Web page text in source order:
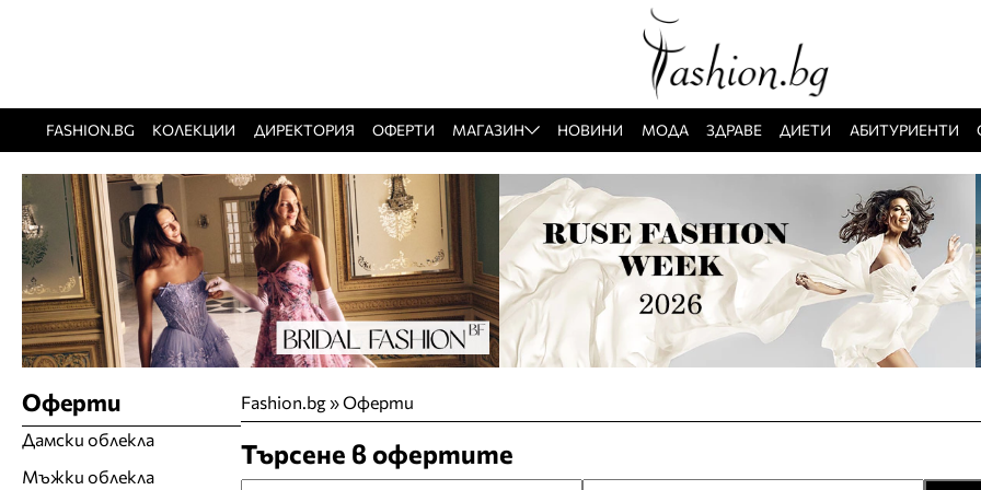
FASHION.BG КОЛЕКЦИИ ДИРЕКТОРИЯ ОФЕРТИ МАГАЗИН НОВИНИ МОДА ЗДРАВЕ ДИЕТИ АБИТУРИЕНТИ
Fashion.bg»Оферти
Търсене в офертите
Оферти
Дамски облекла
Мъжки облекла